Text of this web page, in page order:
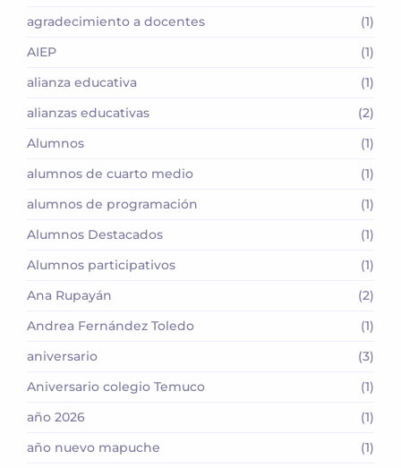
agradecimiento a docentes
(1)
AIEP
(1)
alianza educativa
(1)
alianzas educativas
(2)
Alumnos
(1)
alumnos de cuarto medio
(1)
alumnos de programación
(1)
Alumnos Destacados
(1)
Alumnos participativos
(1)
Ana Rupayán
(2)
Andrea Fernández Toledo
(1)
aniversario
(3)
Aniversario colegio Temuco
(1)
año 2026
(1)
año nuevo mapuche
(1)